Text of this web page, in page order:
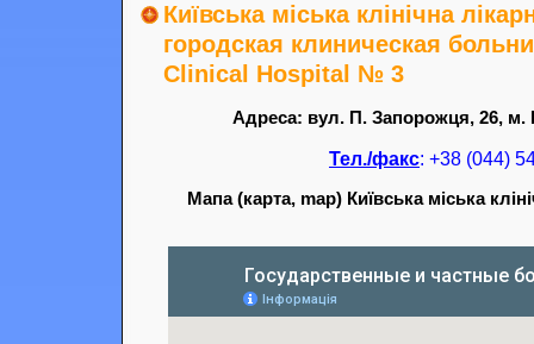
Київська міська клінічна
городская клиническая
Clinical Hospital № 3
Адреса: вул. П. Запорожця, 26, м.
Тел./факс: +38 (044)
Мапа (карта, map) Київська міська